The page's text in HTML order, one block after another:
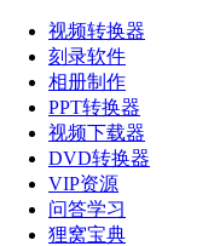
视频转换器
刻录软件
相册制作
PPT转换器
视频下载器
DVD转换器
VIP资源
问答学习
狸窝宝典